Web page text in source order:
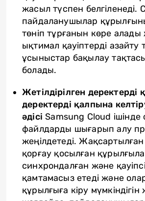
жасыл түспен белгіленеді.
пайдаланушылар
төніп тұрғанын көре
ықтимал қауіптерді азайту
ұсыныстар бақылау
болады.
Жетілдірілген деректерді
деректерді қалпына
әдісі Samsung Cloud ішінде
файлдарды шығарып алу
жеңілдетеді. Жақсартылған
қорғау қосылған
синхрондалған және
қамтамасыз етеді және
құрылғыға кіру мүмкіндігін